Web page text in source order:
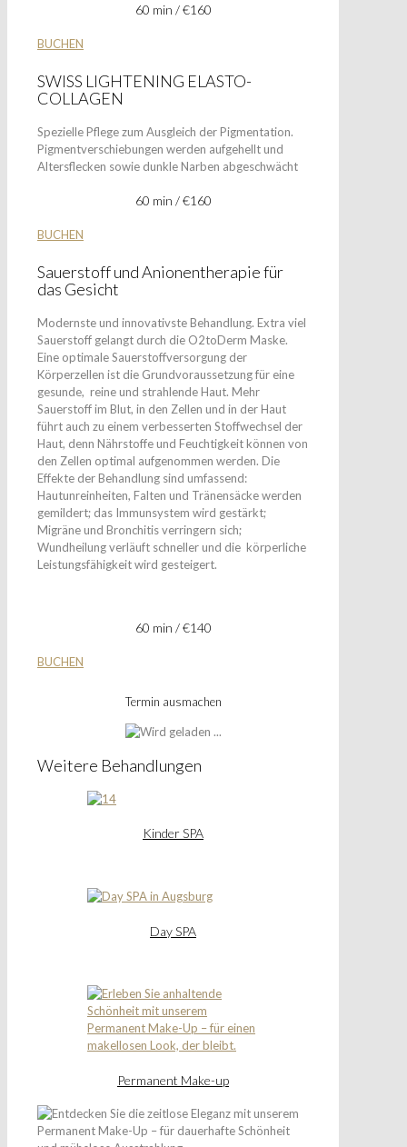
60 min / €160
BUCHEN
SWISS LIGHTENING ELASTO-
COLLAGEN
Spezielle Pflege zum Ausgleich der Pigmentation.
Pigmentverschiebungen werden aufgehellt und
Altersflecken sowie dunkle Narben abgeschwächt
60 min / €160
BUCHEN
Sauerstoff und Anionentherapie für
das Gesicht
Modernste und innovativste Behandlung. Extra viel
Sauerstoff gelangt durch die O2toDerm Maske.
Eine optimale Sauerstoffversorgung der
Körperzellen ist die Grundvoraussetzung für eine
gesunde, reine und strahlende Haut. Mehr
Sauerstoff im Blut, in den Zellen und in der Haut
führt auch zu einem verbesserten Stoffwechsel der
Haut, denn Nährstoffe und Feuchtigkeit können von
den Zellen optimal aufgenommen werden. Die
Effekte der Behandlung sind umfassend:
Hautunreinheiten, Falten und Tränensäcke werden
gemildert; das Immunsystem wird gestärkt;
Migräne und Bronchitis verringern sich;
Wundheilung verläuft schneller und die körperliche
Leistungsfähigkeit wird gesteigert.
60 min / €140
BUCHEN
Termin ausmachen
Weitere Behandlungen
Kinder SPA
Day SPA
Permanent Make-up